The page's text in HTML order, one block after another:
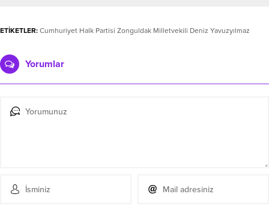
ETİKETLER: Cumhuriyet Halk Partisi Zonguldak Milletvekili Deniz Yavuzyılmaz
Yorumlar